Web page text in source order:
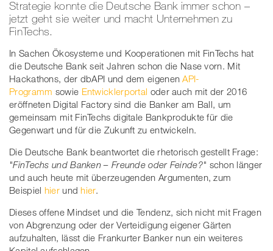
Strategie konnte die Deutsche Bank immer schon –
jetzt geht sie weiter und macht Unternehmen zu
FinTechs.
In Sachen Ökosysteme und Kooperationen mit FinTechs hat
die Deutsche Bank seit Jahren schon die Nase vorn. Mit
Hackathons, der dbAPI und dem eigenenAPI-
Programm sowie Entwicklerportal oder auch mit der 2016
eröffneten Digital Factory sind die Banker am Ball, um
gemeinsam mit FinTechs digitale Bankprodukte für die
Gegenwart und für die Zukunft zu entwickeln.
Die Deutsche Bank beantwortet die rhetorisch gestellt Frage:
"FinTechs und Banken – Freunde oder Feinde?" schon länger
und auch heute mit überzeugenden Argumenten, zum
Beispiel hierundhier.
Dieses offene Mindset und die Tendenz, sich nicht mit Fragen
von Abgrenzung oder der Verteidigung eigener Gärten
aufzuhalten, lässt die Frankurter Banker nun ein weiteres